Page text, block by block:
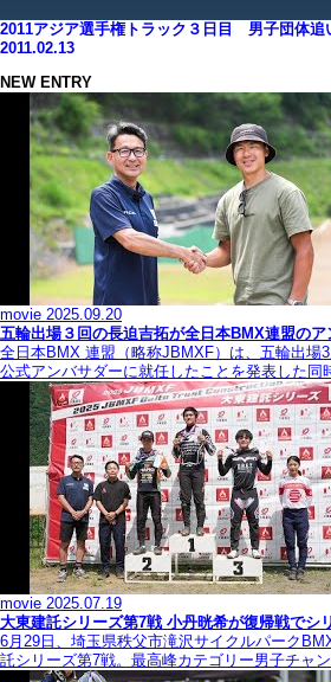
2011アジア選手権トラック３日目 男子団体追
2011.02.13
NEW ENTRY
movie 2025.09.20
五輪出場３回の長迫吉拓が全日本BMX連盟の
全日本BMX 連盟（略称JBMXF）は、五輪出場
公式アンバサダーに就任したことを発表した同
movie 2025.07.19
大東建託シリーズ第7戦 ⼩丹晄希が復帰戦でシ
6月29日、埼玉県秩父市滝沢サイクルパーク
託シリーズ第7戦。最高峰カテゴリー男子チャ